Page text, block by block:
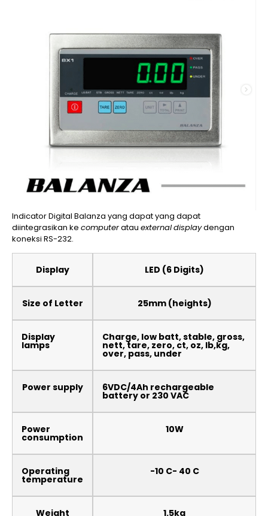
Indicator Digital Balanza yang dapat yang dapat
diintegrasikan ke computeratau externaldisplaydengan
koneksi RS-232.
Display LED (6 Digits)
Size of Letter 25mm (heights)
Display
lamps
Charge, low batt, stable, gross,
nett, tare, zero, ct, oz, lb,kg,
over, pass, under
Power supply 6VDC/4Ah rechargeable
battery or 230 VAC
Power
consumption
10W
Operating
temperature
-10 C- 40 C
Weight 1.5kg